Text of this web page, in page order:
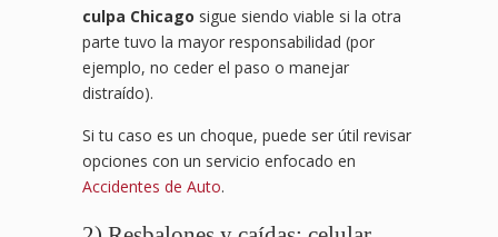
culpa Chicago sigue siendo viable si la otra
parte tuvo la mayor responsabilidad (por
ejemplo, no ceder el paso o manejar
distraído).
Si tu caso es un choque, puede ser útil revisar
opciones con un servicio enfocado en
Accidentes de Auto.